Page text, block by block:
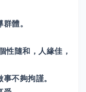
體。
性隨和，人緣佳，
不夠拘謹。